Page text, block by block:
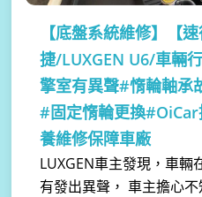
【底盤系統維修】
【
捷/LUXGEN U6/車輛
擎室有異聲#惰輪軸承
#固定惰輪更換
養維修保障車廠
LUXGEN車主發現，車輛
有發出異聲， 車主擔心